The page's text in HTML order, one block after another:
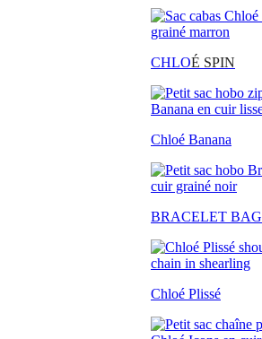
CHLOÉ SPIN
Chloé Banana
BRACELET BAG
Chloé Plissé